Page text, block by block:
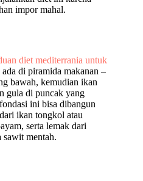
impor mahal.
diet mediterrania untuk
di piramida makanan –
bawah, kemudian ikan
gula di puncak yang
ini bisa dibangun
ikan tongkol atau
serta lemak dari
mentah.